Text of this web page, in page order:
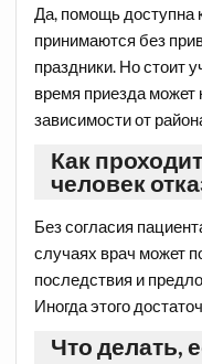
Да, помощь доступна
принимаются без
праздники. Но стоит
время приезда может
зависимости от
Как
человек
Без согласия
случаях врач может
последствия и
Иногда этого
Что делать,